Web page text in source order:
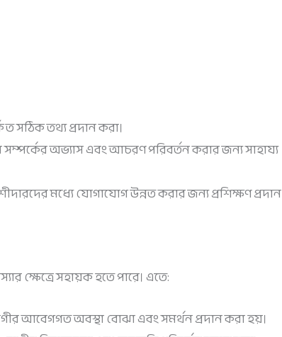
সঠিক তথ্য প্রদান করা।
অভ্যাস এবং আচরণ পরিবর্তন করার জন্য সাহায্য
মধ্যে যোগাযোগ উন্নত করার জন্য প্রশিক্ষণ প্রদান
ক্ষেত্রে সহায়ক হতে পারে। এতে:
আবেগগত অবস্থা বোঝা এবং সমর্থন প্রদান করা হয়।